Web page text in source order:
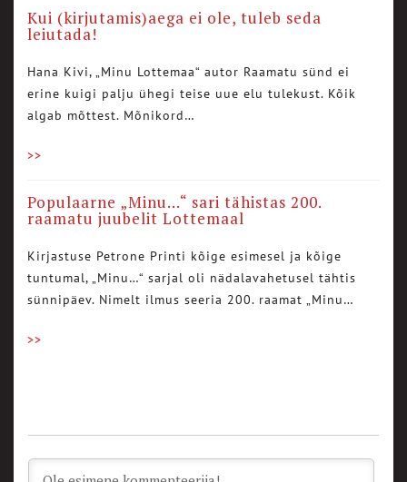
Kui (kirjutamis)aega ei ole, tuleb seda
leiutada!
Hana Kivi, „Minu Lottemaa“ autor Raamatu sünd ei
erine kuigi palju ühegi teise uue elu tulekust. Kõik
algab mõttest. Mõnikord…
>>
Populaarne „Minu…“ sari tähistas 200.
raamatu juubelit Lottemaal
Kirjastuse Petrone Printi kõige esimesel ja kõige
tuntumal, „Minu…“ sarjal oli nädalavahetusel tähtis
sünnipäev. Nimelt ilmus seeria 200. raamat „Minu…
>>